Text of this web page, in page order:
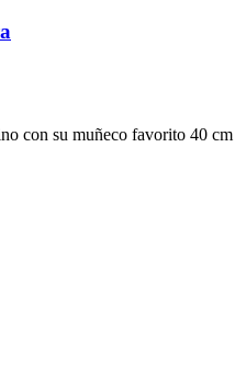
con su muñeco favorito 40 cm